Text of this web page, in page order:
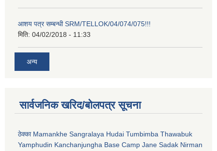
आशय पत्र सम्बन्धी SRM/TELLOK/04/074/075!!!
मिति: 04/02/2018 - 11:33
अन्य
सार्वजनिक खरिद/बोलपत्र सूचना
ठेक्का Mamankhe Sangralaya Hudai Tumbimba Thawabuk
Yamphudin Kanchanjungha Base Camp Jane Sadak Nirman